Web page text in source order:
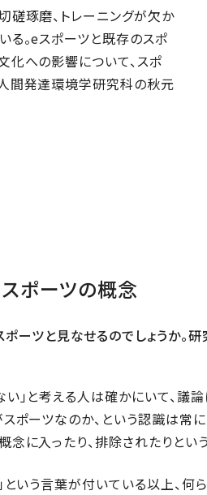
磋琢磨、トレーニングが欠か
る。eスポーツと既存のスポ
化への影響について、スポ
間発達環境学研究科の秋元
ポーツの概念
ーツと見なせるのでしょうか。
」と考える人は確かにいて、議
ポーツなのか、という認識は常
に入ったり、排除されたりとい
という言葉が付いている以上、